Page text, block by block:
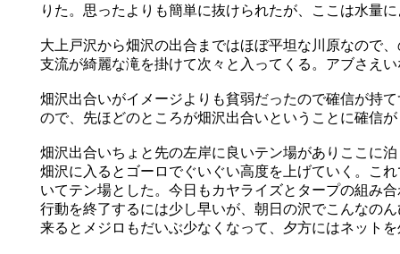
りた。思ったよりも簡単に抜けられたが、ここは水量
大上戸沢から畑沢の出合まではほぼ平坦な川原なので
支流が綺麗な滝を掛けて次々と入ってくる。アブさえ
畑沢出合いがイメージよりも貧弱だったので確信が持
ので、先ほどのところが畑沢出合いということに確信
畑沢出合いちょと先の左岸に良いテン場がありここに
畑沢に入るとゴーロでぐいぐい高度を上げていく。こ
いてテン場とした。今日もカヤライズとタープの組み
行動を終了するには少し早いが、朝日の沢でこんなの
来るとメジロもだいぶ少なくなって、夕方にはネット